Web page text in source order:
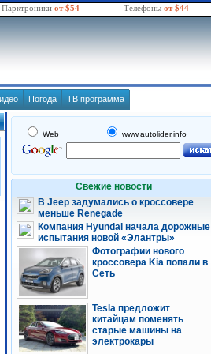
Парктроники от $54 Телефоны от $44
Погода ТВ программа
Web www.autolider.info
Свежие новости
В Jeep задумались о кроссовере
меньше Renegade
Компания Hyundai начала дорожные
испытания новой «Элантры»
Фотографии нового
кроссовера Kia попали в
Сеть
Tesla предложит
китайцам поменять
старые машины на
электрокары